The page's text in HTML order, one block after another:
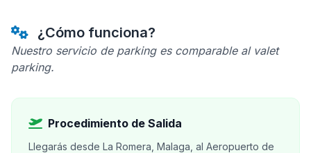
¿Cómo funciona?
Nuestro servicio de parking es comparable al valet
parking.
Procedimiento de Salida
Llegarás desde La Romera, Malaga, al Aeropuerto de